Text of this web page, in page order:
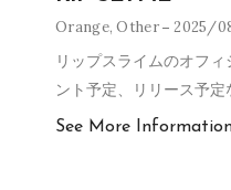
Orange,Other 2025/
リップスライムのオフ
ント予定、リリース予定
See More